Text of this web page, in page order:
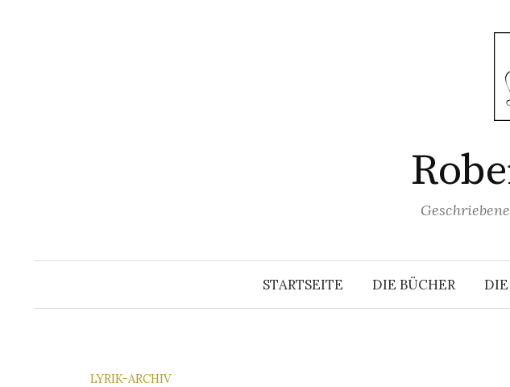
STARTSEITE DIE BÜCHER
LYRIK-ARCHIV